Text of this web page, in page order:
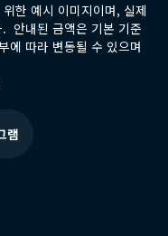
한 예시 이미지이며, 실제
. 안내된 금액은 기본 기준
에 따라 변동될 수 있으며
램